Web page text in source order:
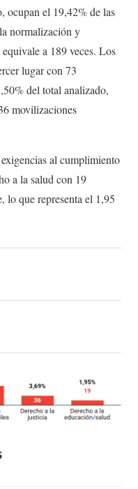
ocupan el 19,42% de las
normalización y
a 189 veces. Los
lugar con 73
del total analizado,
movilizaciones
al cumplimiento
a la salud con 19
lo que representa el 1,95